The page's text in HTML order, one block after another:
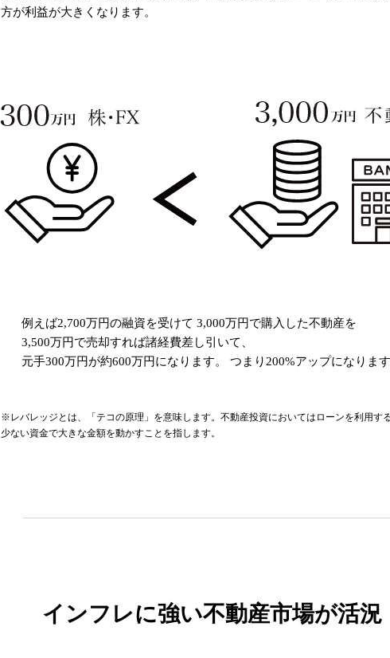
方が利益が大きくなります。
例えば2,700万円の融資を受けて 3,000万円で購入した不動産を
3,500万円で売却すれば諸経費差し引いて、
元手300万円が約600万円になります。
つまり200%アップになります
※レバレッジとは、「テコの原理」を意味します。不動産投資においてはローンを利用す
少ない資金で大きな金額を動かすことを指します。
インフレに強い不動産市場が活況